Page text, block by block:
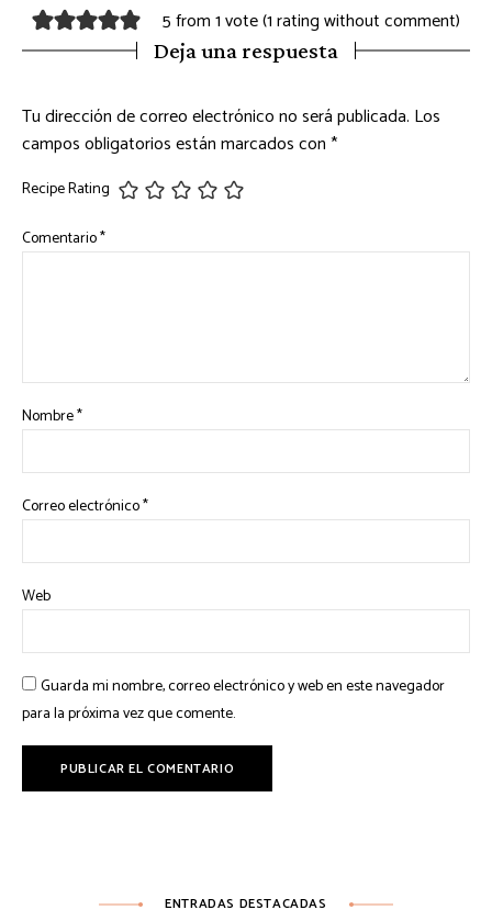
5 from 1 vote (1 rating without comment)
Deja una respuesta
Tu dirección de correo electrónico no será publicada. Los
campos obligatorios están marcados con*
Recipe Rating
Comentario*
Nombre*
Correo electrónico*
Web
Guarda mi nombre, correo electrónico y web en este navegador
para la próxima vez que comente.
ENTRADAS DESTACADAS